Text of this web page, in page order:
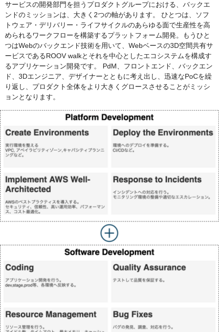
サービスの開発部門を担うプロダクトグループにおける、バックエ
ンドのミッションは、大きく2つの軸があります。 ひとつは、ソフ
トウェア・デリバリー・ライフサイクルのあらゆる面で生産性を高
められるワークフローを構築するプラットフォーム開発。もうひと
つはWebのバックエンド技術を用いて、Webベースの3D空間共有サ
ービスであるROOV walkとそれを中心としたエコシステムを構成す
るアプリケーション開発です。 PdM、フロントエンド、バックエン
ド、3Dエンジニア、デザイナーとともに考え出し、迅速なPoCを繰
り返し、プロダクト全体をより大きくグロースさせることがミッシ
ョンとなります。